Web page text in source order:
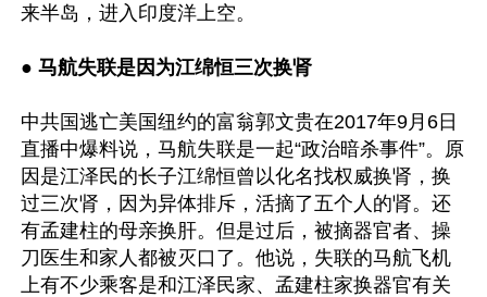
来半岛，进入印度洋上空。
● 马航失联是因为江绵恒三次换肾
中共国逃亡美国纽约的富翁郭文贵在2017年9月6日
直播中爆料说，马航失联是一起“政治暗杀事件”。原
因是江泽民的长子江绵恒曾以化名找权威换肾，换
过三次肾，因为异体排斥，活摘了五个人的肾。还
有孟建柱的母亲换肝。但是过后，被摘器官者、操
刀医生和家人都被灭口了。他说，失联的马航飞机
上有不少乘客是和江泽民家、孟建柱家换器官有关